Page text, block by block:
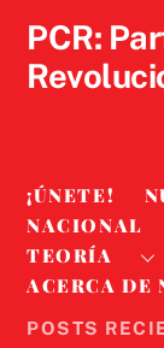
PCR:
¡ÚNETE!
NACIONAL
TEORÍA
ACERCA DE
POSTS